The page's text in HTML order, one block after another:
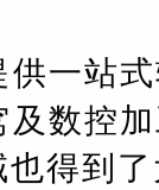
一站
数控
得到